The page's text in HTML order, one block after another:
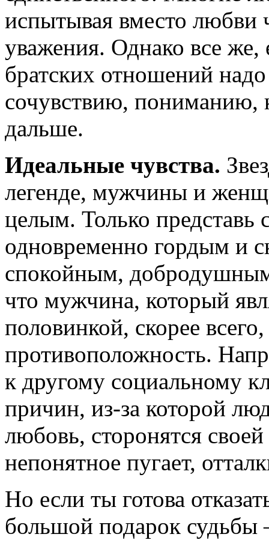
испытывая вместо любви
уважения. Однако все же,
братских отношений
сочувствию,
дальше.
Идеальные чувства.
легенде, мужчины и
целым. Только представь
одновременно гордым и
спокойным,
что мужчина, который
половинкой, скорее
противоположность.
к другому социальному
причин, из-за которой
любовь, сторонятся
непонятное пугает,
Но если ты готова
большой подарок